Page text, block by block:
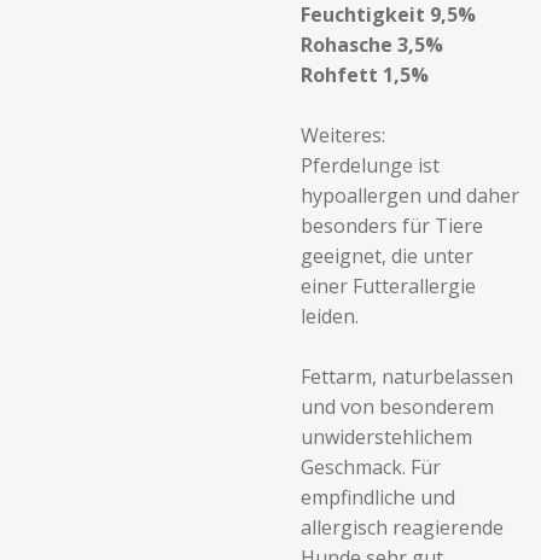
Feuchtigkeit 9,5%
Rohasche 3,5%
Rohfett 1,5%
Weiteres:
Pferdelunge ist
hypoallergen und daher
besonders für Tiere
geeignet, die unter
einer Futterallergie
leiden.
Fettarm, naturbelassen
und von besonderem
unwiderstehlichem
Geschmack. Für
empfindliche und
allergisch reagierende